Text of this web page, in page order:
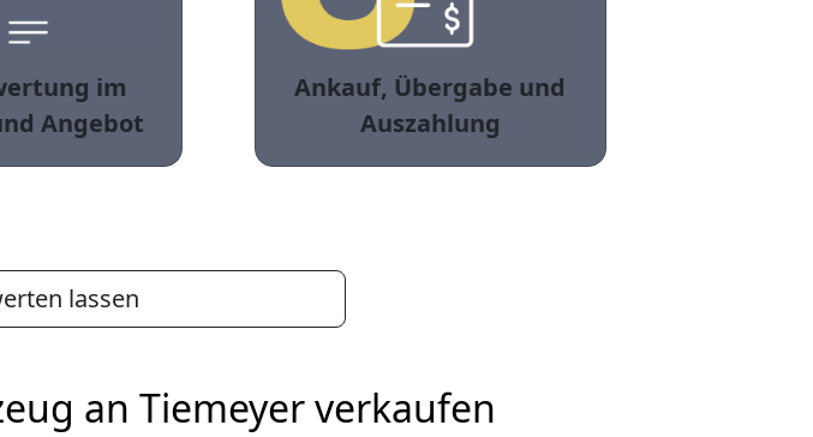
im
Angebot
Ankauf, Übergabe und
Auszahlung
lassen
an Tiemeyer verkaufen